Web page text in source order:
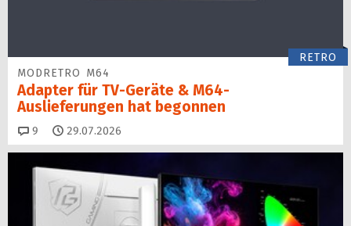
RETRO
MODRETRO M64
Adapter für TV-Geräte & M64-
Auslieferungen hat begon­nen
9 Kommentare
29.07.2026